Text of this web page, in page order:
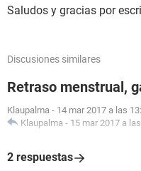
Saludos y gracias por
Discusiones similares
Retraso menstrual,
Klaupalma - 14 mar 2017 a las
Klaupalma - 15 mar 2017 a
2 respuestas